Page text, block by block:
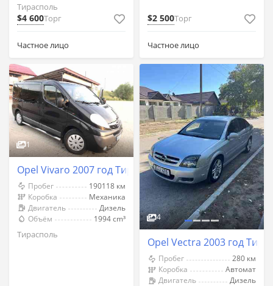
Тирасполь
$4 600Торг
Частное лицо
$2 500Торг
Частное лицо
1
Opel Vivaro 2007 год Тирасполь
Пробег
190118 км
Коробка
Механика
Двигатель
Дизель
Объём
1994 cm³
Тирасполь
4
Opel Vectra 2003 год
Пробег
280 км
Коробка
Автомат
Двигатель
Дизель